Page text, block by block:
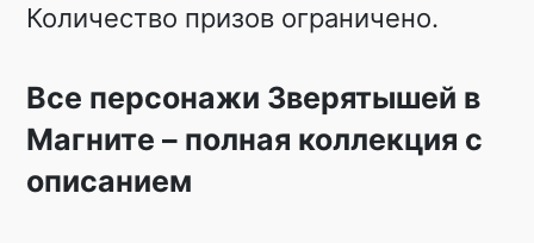
Количество призов ограничено.
Все персонажи Зверятышей в
Магните – полная коллекция с
описанием